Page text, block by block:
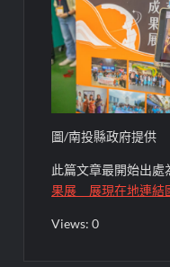
圖/南投縣政府提供
此篇文章最開始出處
果展 展現在地連結
Views: 0